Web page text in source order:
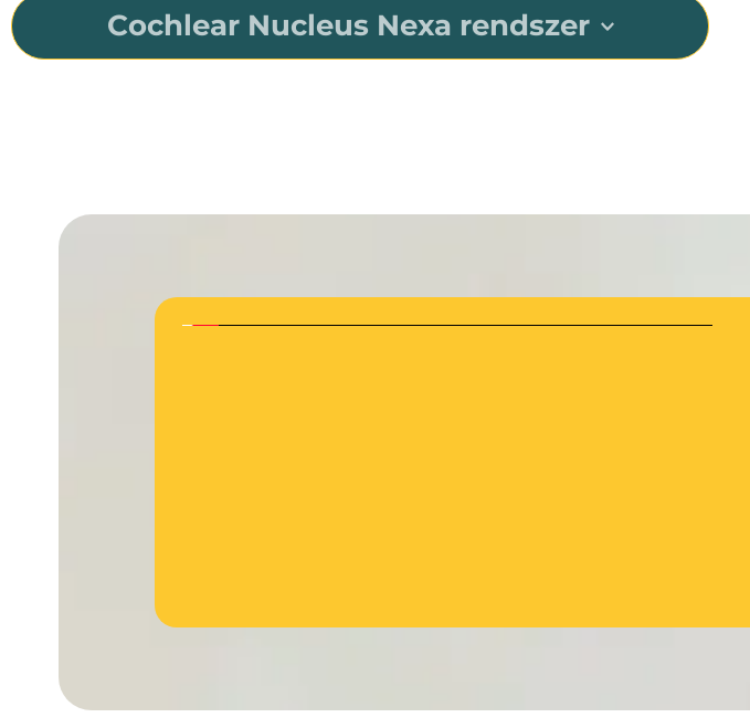
Cochlear Nucleus Nexa rendszer
firmware-t tartalmazó okos cochleáris implantátumát kínálja. A
Cochlear több mint 40 éves bizonyított megbízhatósága és